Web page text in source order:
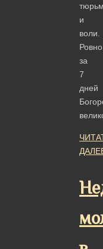
и
воли.
Ровно
за
7
дней